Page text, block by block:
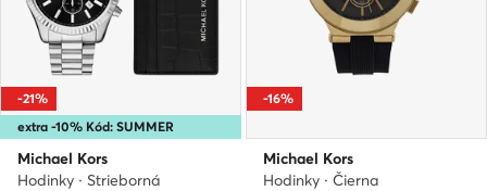
extra -10% Kód: SUMMER
-21%
Michael Kors
Hodinky · Strieborná
-16%
Michael Kors
Hodinky · Čierna